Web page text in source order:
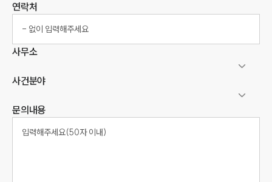
연락처
사무소
사건분야
문의내용